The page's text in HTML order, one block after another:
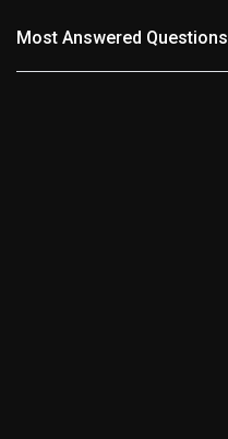
Most Answered Questions